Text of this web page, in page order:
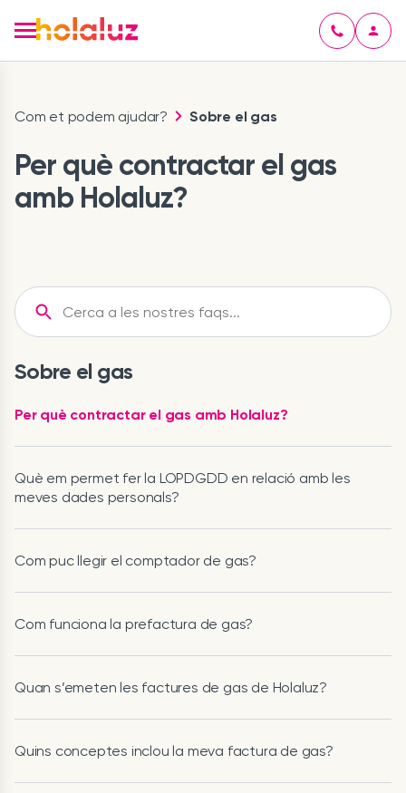
Com et podem ajudar? Sobre el gas
Per què contractar el gas
amb Holaluz?
Sobre el gas
Per què contractar el gas amb Holaluz?
Què em permet fer la LOPDGDD en relació amb les
meves dades personals?
Com puc llegir el comptador de gas?
Com funciona la prefactura de gas?
Quan s’emeten les factures de gas de Holaluz?
Quins conceptes inclou la meva factura de gas?